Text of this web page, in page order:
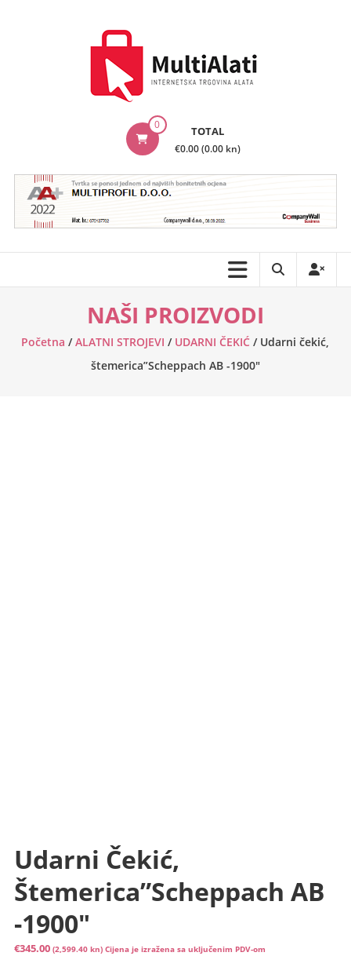
Internetska
trgovina
alata
0 TOTAL
€0.00 (0.00 kn)
NAŠI PROIZVODI
Početna /ALATNI STROJEVI / UDARNI ČEKIĆ / Udarni čekić,
štemerica”Scheppach AB -1900″
Udarni Čekić,
Štemerica”Scheppach AB
-1900″
€345.00 (2,599.40 kn) Cijena je izražena sa uključenim PDV-om